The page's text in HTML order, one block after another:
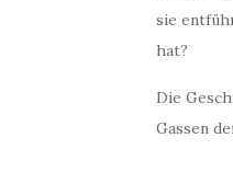
sie
hat?
Die
Gassen